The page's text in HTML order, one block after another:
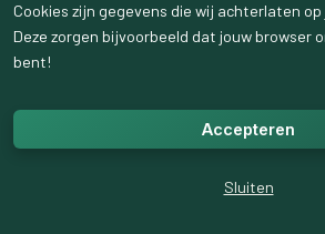
Cookies zijn gegevens die wij achterlaten
Deze zorgen bijvoorbeeld dat jouw browser
bent!
Accepteren
Sluiten